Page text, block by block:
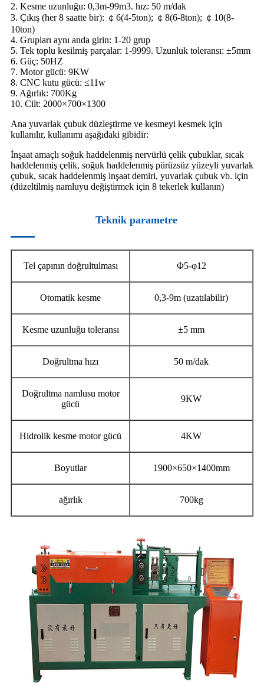
2. Kesme uzunluğu: 0,3m-99m3. hız: 50 m/dak
3. Çıkış (her 8 saatte bir): ￠6(4-5ton); ￠8(6-8ton); ￠10(8-
10ton)
4. Grupları aynı anda girin: 1-20 grup
5. Tek toplu kesilmiş parçalar: 1-9999. Uzunluk toleransı: ±5mm
6. Güç: 50HZ
7. Motor gücü: 9KW
8. CNC kutu gücü: ≤11w
9. Ağırlık: 700Kg
10. Cilt: 2000×700×1300
Ana yuvarlak çubuk düzleştirme ve kesmeyi kesmek için
kullanılır, kullanımı aşağıdaki gibidir:
İnşaat amaçlı soğuk haddelenmiş nervürlü çelik çubuklar, sıcak
haddelenmiş çelik, soğuk haddelenmiş pürüzsüz yüzeyli yuvarlak
çubuk, sıcak haddelenmiş inşaat demiri, yuvarlak çubuk vb. için
(düzeltilmiş namluyu değiştirmek için 8 tekerlek kullanın)
Teknik parametre
Tel çapının doğrultulması Φ5-φ12
Otomatik kesme 0,3-9m (uzatılabilir)
Kesme uzunluğu toleransı ±5 mm
Doğrultma hızı 50 m/dak
Doğrultma namlusu motor
gücü
9KW
Hidrolik kesme motor gücü 4KW
Boyutlar 1900×650×1400mm
ağırlık 700kg